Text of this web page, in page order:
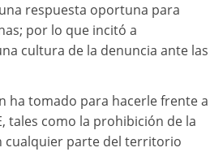
respuesta oportuna para
por lo que incitó a
cultura de la denuncia ante las
ha tomado para hacerle frente a
tales como la prohibición de la
cualquier parte del territorio